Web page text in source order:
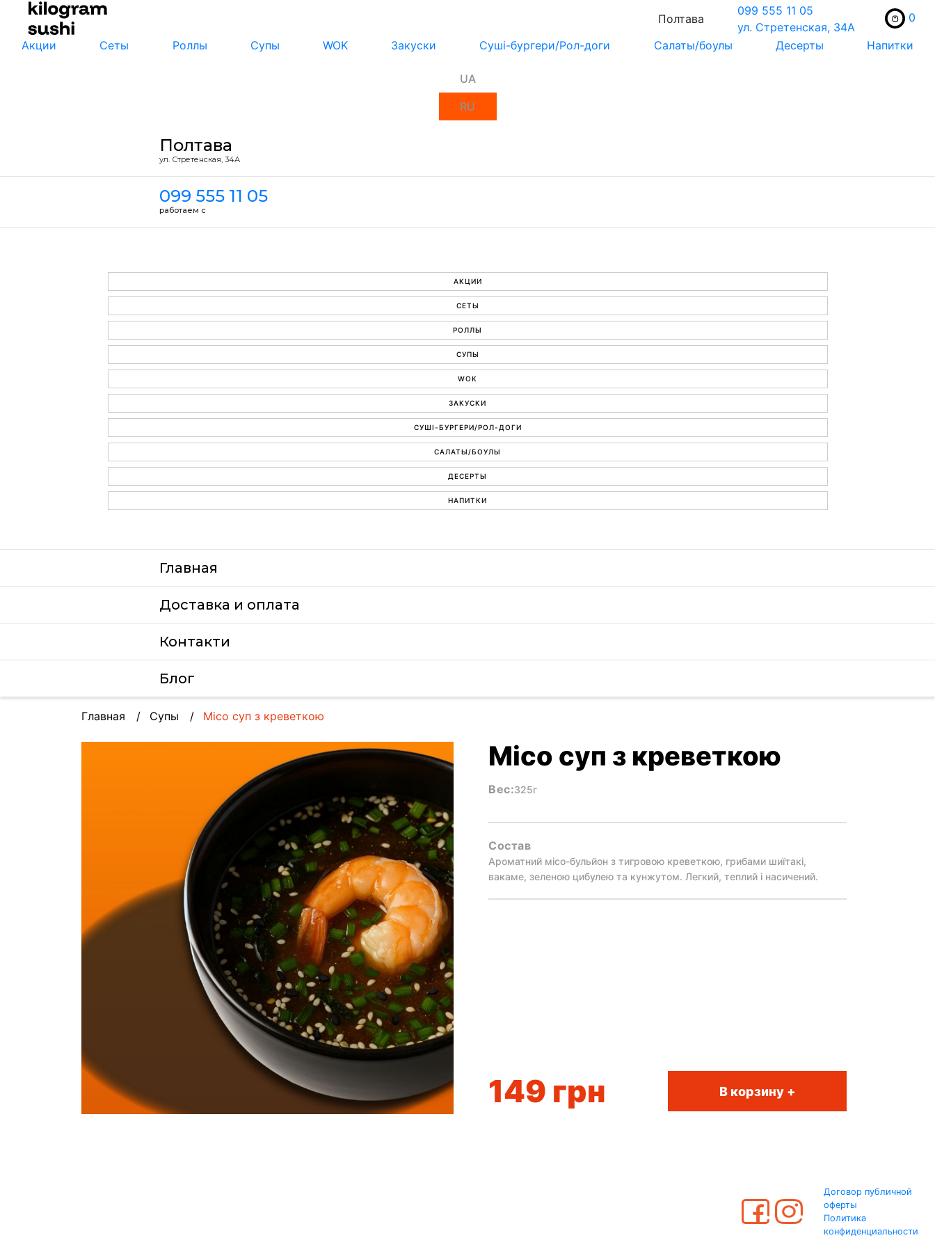
Полтава
099 555 11 05
ул. Стретенская, 34А
0
Акции Сеты Роллы Супы WOK Закуски Суші-бургери/Рол-доги Салаты/боулы Десерты Напитки
UA
RU
Полтава
ул. Стретенская, 34А
099 555 11 05
работаем с
АКЦИИ
СЕТЫ
РОЛЛЫ
СУПЫ
WOK
ЗАКУСКИ
СУШІ-БУРГЕРИ/РОЛ-ДОГИ
САЛАТЫ/БОУЛЫ
ДЕСЕРТЫ
НАПИТКИ
Главная
Доставка и оплата
Контакти
Блог
Главная Супы Місо суп з креветкою
Місо суп з креветкою
Вес:325г
Состав
Ароматний місо-бульйон з тигровою креветкою, грибами шиїтакі,
вакаме, зеленою цибулею та кунжутом. Легкий, теплий і насичений.
149 грн В корзину +
Договор публичной
оферты
Политика
конфиденциальности